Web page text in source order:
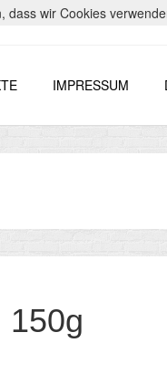
IMPRESSUM
150g
dass wir Cookies